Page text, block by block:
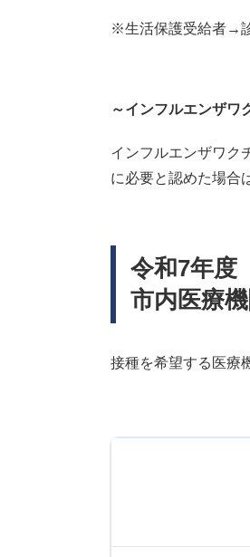
※生活保護受給者→
～インフルエンザワ
インフルエンザワク
に必要と認めた場合
令和7年度
市内医療
接種を希望する医療